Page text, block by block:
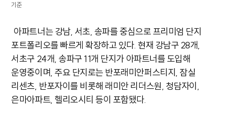
기준
아파트너는 강남, 서초, 송파를 중심으로 프리미엄 단지
포트폴리오를 빠르게 확장하고 있다. 현재 강남구 28개,
서초구 24개, 송파구 11개 단지가 아파트너를 도입해
운영중이며, 주요 단지로는 반포래미안퍼스티지, 잠실
리센츠, 반포자이를 비롯해 래미안 리더스원, 청담자이,
은마아파트, 헬리오시티 등이 포함됐다.